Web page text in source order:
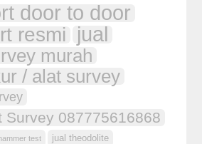
door to door
resmi jual
murah
/ alat survey
Survey 087775616868
test jual theodolite